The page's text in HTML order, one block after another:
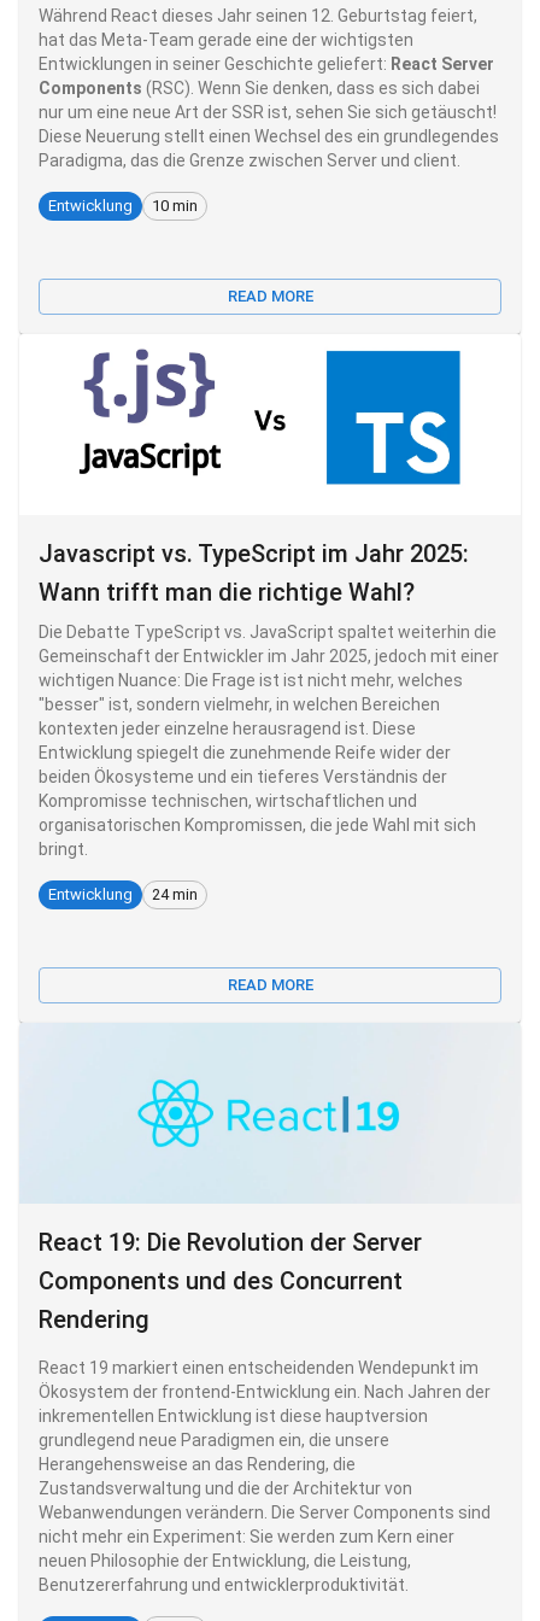
Während React dieses Jahr seinen 12. Geburtstag feiert,
hat das Meta-Team gerade eine der wichtigsten
Entwicklungen in seiner Geschichte geliefert: React Server
Components (RSC). Wenn Sie denken, dass es sich dabei
nur um eine neue Art der SSR ist, sehen Sie sich getäuscht!
Diese Neuerung stellt einen Wechsel des ein grundlegendes
Paradigma, das die Grenze zwischen Server und client.
Entwicklung 10 min
READ MORE
Javascript vs. TypeScript im Jahr 2025:
Wann trifft man die richtige Wahl?
Die Debatte TypeScript vs. JavaScript spaltet weiterhin die
Gemeinschaft der Entwickler im Jahr 2025, jedoch mit einer
wichtigen Nuance: Die Frage ist ist nicht mehr, welches
"besser" ist, sondern vielmehr, in welchen Bereichen
kontexten jeder einzelne herausragend ist. Diese
Entwicklung spiegelt die zunehmende Reife wider der
beiden Ökosysteme und ein tieferes Verständnis der
Kompromisse technischen, wirtschaftlichen und
organisatorischen Kompromissen, die jede Wahl mit sich
bringt.
Entwicklung 24 min
READ MORE
React 19: Die Revolution der Server
Components und des Concurrent
Rendering
React 19 markiert einen entscheidenden Wendepunkt im
Ökosystem der frontend-Entwicklung ein. Nach Jahren der
inkrementellen Entwicklung ist diese hauptversion
grundlegend neue Paradigmen ein, die unsere
Herangehensweise an das Rendering, die
Zustandsverwaltung und die der Architektur von
Webanwendungen verändern. Die Server Components sind
nicht mehr ein Experiment: Sie werden zum Kern einer
neuen Philosophie der Entwicklung, die Leistung,
Benutzererfahrung und entwicklerproduktivität.